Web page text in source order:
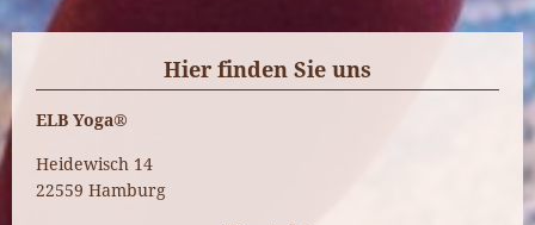
Hier finden Sie uns
ELB Yoga®
Heidewisch 14
22559 Hamburg